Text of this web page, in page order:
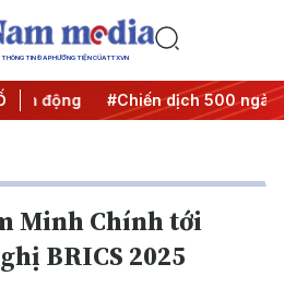
THÔNG TIN ĐA PHƯƠNG TIỆN CỦA TTXVN
động #Chiến dịch 500 ngày đêm
Minh Chính tới
BRICS 2025